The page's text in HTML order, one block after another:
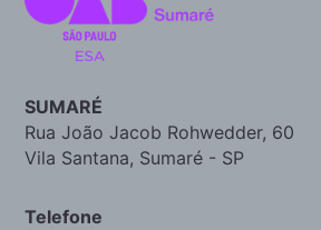
SUMARÉ
Rua João Jacob Rohwedder, 60
Vila Santana, Sumaré - SP
Telefone